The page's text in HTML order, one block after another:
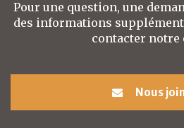
Pour une question, une
des informations
contacter notre
Nous